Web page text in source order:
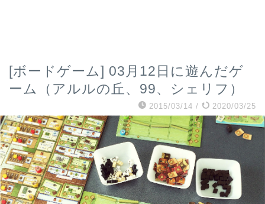
[ボードゲーム] 03月12日に遊んだゲ
ーム（アルルの丘、99、シェリフ）
2015/03/14 / 2020/03/25